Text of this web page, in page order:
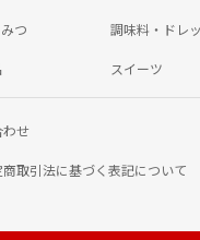
つ 調味料・ドレ
スイーツ
わせ
取引法に基づく表記について